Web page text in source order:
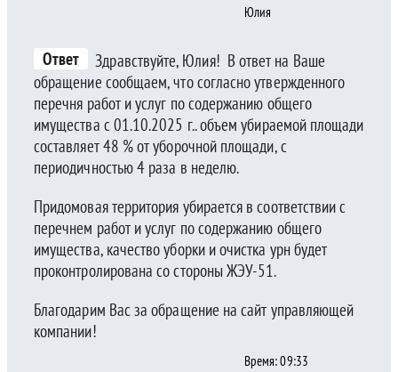
Юлия
Ответ
Здравствуйте, Юлия! В ответ на Ваше
обращение сообщаем, что согласно утвержденного
перечня работ и услуг по содержанию общего
имущества с 01.10.2025 г.. объем убираемой площади
составляет 48 % от уборочной площади, с
периодичностью 4 раза в неделю.
Придомовая территория убирается в соответствии с
перечнем работ и услуг по содержанию общего
имущества, качество уборки и очистка урн будет
проконтролирована со стороны ЖЭУ-51.
Благодарим Вас за обращение на сайт управляющей
компании!
Время: 09:33